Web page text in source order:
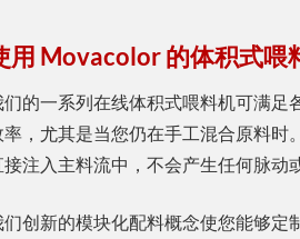
用 Movacolor 的体积式喂
们的一系列在线体积式喂料机可满
率，尤其是当您仍在手工混合原料
接注入主料流中，不会产生任何脉
们创新的模块化配料概念使您能够